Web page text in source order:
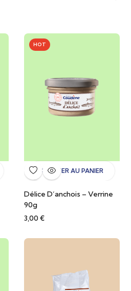
HOT
AJOUTER AU PANIER
Délice D’anchois – Verrine
90g
3,00 €